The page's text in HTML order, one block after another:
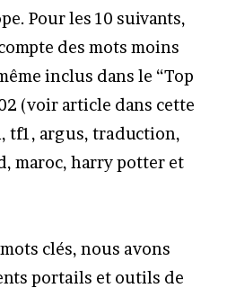
Pour les 10 suivants,
des mots moins
inclus dans le “Top
(voir article dans cette
tf1, argus, traduction,
maroc, harry potter et
clés, nous avons
portails et outils de